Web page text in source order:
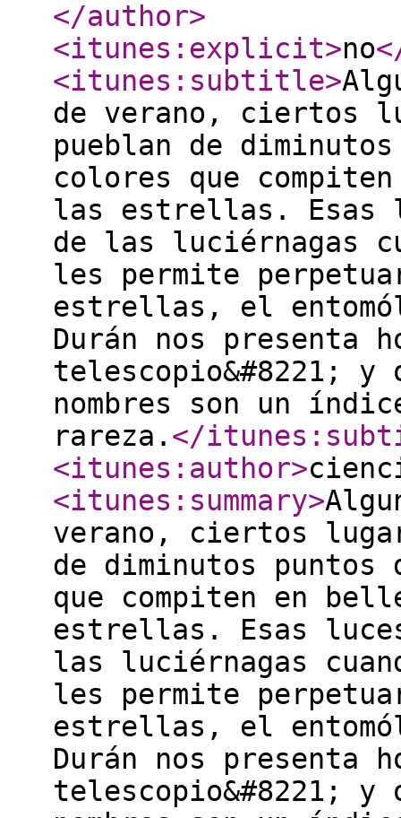
</author>
<itunes:explicit>no
<itunes:subtitle>
de verano, ciertos
pueblan de
colores que
las estrellas. Esas
de las luciérnagas
les permite
estrellas, el
Durán nos presenta
telescopio&#8221;
nombres son un
rareza. </
<itunes:author>
<itunes:summary>
verano, ciertos
de diminutos puntos
que compiten en
estrellas. Esas
las luciérnagas
les permite
estrellas, el
Durán nos presenta
telescopio&#8221;